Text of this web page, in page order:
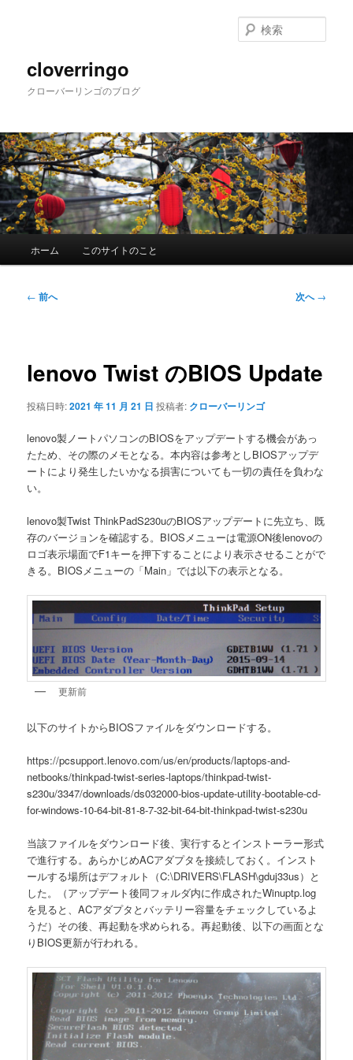
へ
移
動
cloverringo
クローバーリンゴのブログ
索
ホーム このサイトのこと
投
ー
ョ
← 前へ 次へ→
lenovo Twist のBIOS Update
投稿日時:2021 年 11 月 21 日 投稿者: クローバーリンゴ
lenovo製ノートパソコンのBIOSをアップデートする機会があっ
たため、その際のメモとなる。本内容は参考としBIOSアップデ
ートにより発生したいかなる損害についても一切の責任を負わな
い。
lenovo製Twist ThinkPadS230uのBIOSアップデートに先立ち、既
存のバージョンを確認する。BIOSメニューは電源ON後lenovoの
ロゴ表示場面でF1キーを押下することにより表示させることがで
きる。BIOSメニューの「Main」では以下の表示となる。
更新前
以下のサイトからBIOSファイルをダウンロードする。
https://pcsupport.lenovo.com/us/en/products/laptops-and-
netbooks/thinkpad-twist-series-laptops/thinkpad-twist-
s230u/3347/downloads/ds032000-bios-update-utility-bootable-cd-
for-windows-10-64-bit-81-8-7-32-bit-64-bit-thinkpad-twist-s230u
当該ファイルをダウンロード後、実行するとインストーラー形式
で進行する。あらかじめACアダプタを接続しておく。インスト
ールする場所はデフォルト（C:\DRIVERS\FLASH\gduj33us）と
した。（アップデート後同フォルダ内に作成されたWinuptp.log
を見ると、ACアダプタとバッテリー容量をチェックしているよ
うだ）その後、再起動を求められる。再起動後、以下の画面とな
りBIOS更新が行われる。